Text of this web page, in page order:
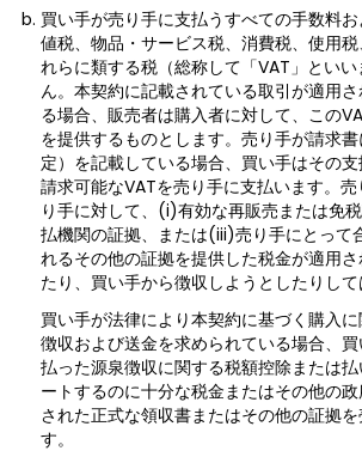
買い手が売り手に支払うすべての手数料
値税、物品・サービス税、消費税、使用
れらに類する税（総称して「VAT」とい
ん。本契約に記載されている取引が適用
る場合、販売者は購入者に対して、この
を提供するものとします。売り手が請求
定）を記載している場合、買い手はその
請求可能なVATを売り手に支払います。
り手に対して、(i)有効な再販売または免
払機関の証拠、または(iii)売り手にとって
れるその他の証拠を提供した税金が適用
たり、買い手から徴収しようとしたりして
買い手が法律により本契約に基づく購入
徴収および送金を求められている場合、
払った源泉徴収に関する税額控除または
ートするのに十分な税金またはその他の
された正式な領収書またはその他の証拠
す。